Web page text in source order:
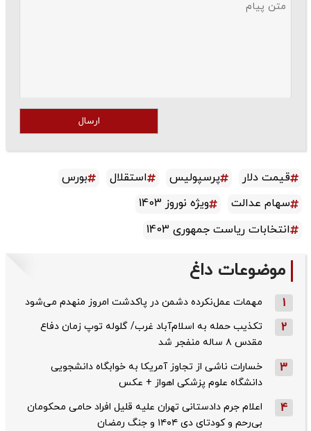
ارسال
قیمت دلار پرسپولیس استقلال
بورس
سهام عدالت
ویژه نوروز 1403
انتخابات ریاست جمهوری 1403
موضوعات داغ
1 مهمات عمل‌نکرده دشمن در پاکدشت امروز منهدم می‌شود
2
تکذیب حمله به اسلام‌آباد غرب/ گلوله توپ زمان دفاع
مقدس ۸ ساله منفجر شد
3
خسارات ناشی از تجاوز آمریکا به خوابگاه دانشجویی
دانشگاه علوم پزشکی اهواز + عکس
4
اعلام جرم دادستانی تهران علیه قلیل افراد حامی محکومان
بی‌رحم و کودتای دی‌ ۱۴۰۴ و جنگ رمضان